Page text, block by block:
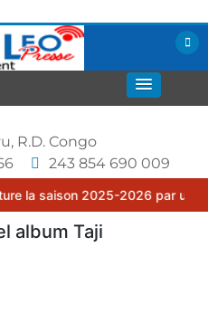
R.D. Congo
243 854 690 009
saison 2025-2026 par une
album Taji